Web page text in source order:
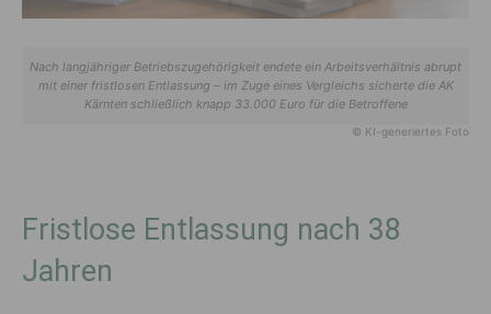
Nach langjähriger Betriebszugehörigkeit endete ein Arbeitsverhältnis abrupt
mit einer fristlosen Entlassung – im Zuge eines Vergleichs sicherte die AK
Kärnten schließlich knapp 33.000 Euro für die Betroffene
© KI-generiertes Foto
Fristlose Entlassung nach 38
Jahren